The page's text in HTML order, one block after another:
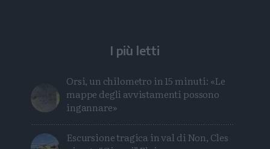
I più letti
Orsi, un chilometro in 15 minuti: «Le
mappe degli avvistamenti possono
ingannare»
Escursione tragica in val di Non, Cles